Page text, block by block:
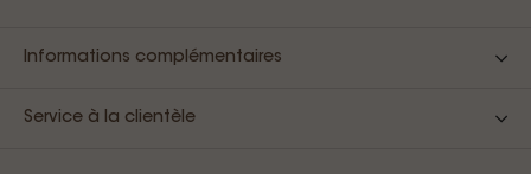
Informations complémentaires
Service à la clientèle